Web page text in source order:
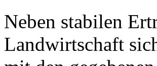
Neben stabilen
Landwirtschaft